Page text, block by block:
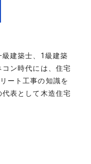
建築士、1級建築
ン時代には、住宅
ート工事の知識を
表として木造住宅